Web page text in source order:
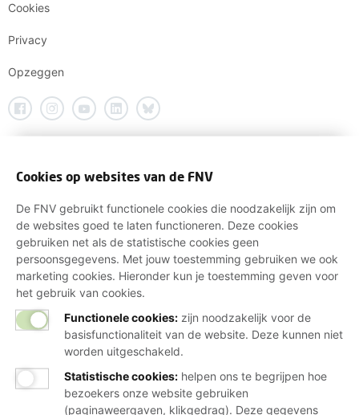
Cookies
Privacy
Opzeggen
Cookies op websites van de FNV
De FNV gebruikt functionele cookies die noodzakelijk zijn om
de websites goed te laten functioneren. Deze cookies
gebruiken net als de statistische cookies geen
persoonsgegevens. Met jouw toestemming gebruiken we ook
marketing cookies. Hieronder kun je toestemming geven voor
het gebruik van cookies.
Functionele cookies: zijn noodzakelijk voor de
basisfunctionaliteit van de website. Deze kunnen niet
worden uitgeschakeld.
Statistische cookies: helpen ons te begrijpen hoe
bezoekers onze website gebruiken
(paginaweergaven, klikgedrag). Deze gegevens